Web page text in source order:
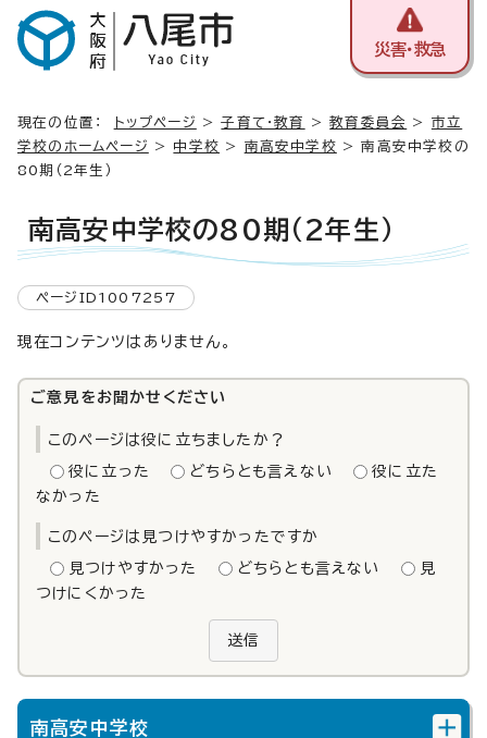
災害・救急
現在の位置： トップページ >子育て・教育 >教育委員会 > 市立
学校のホームページ
> 中学校 > 南高安中学校 > 南高安中学校の
80期（2年生）
南高安中学校の80期（2年生）
ページID1007257
現在コンテンツはありません。
ご意見をお聞かせください
このページは役に立ちましたか？
役に立った どちらとも言えない
役に立た
なかった
このページは見つけやすかったですか
見つけやすかった どちらとも言えない
見
つけにくかった
送信
南高安中学校